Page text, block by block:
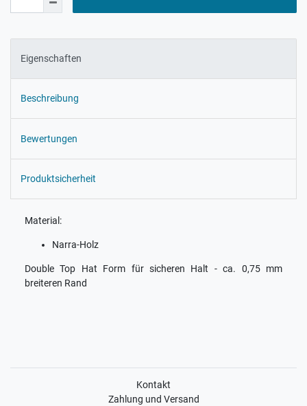
Eigenschaften
Beschreibung
Bewertungen
Produktsicherheit
Material:
Narra-Holz
Double Top Hat Form für sicheren Halt - ca. 0,75 mm
breiteren Rand
Kontakt
Zahlung und Versand